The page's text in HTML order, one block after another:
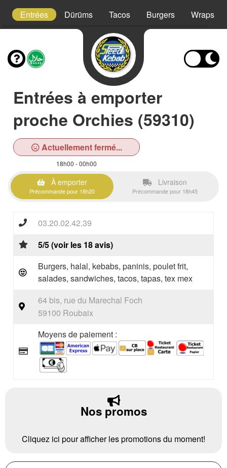
Entrées Dürüms Tacos Burgers Wraps
Entrées à emporter
proche Orchies (59310)
Actuellement fermé...
18h00 - 00h00
À emporter
Précommande pour 18h20
Livraison
Précommande pour 18h45
03.20.02.42.39
5/5 (voir les 18 avis)
Burgers, halal, kebabs, paninis, poulet frit,
salades, sandwiches, tacos, tapas, tex mex
64 bis, rue du Marechal Foch
59100 Roubaix
Moyens de paiement :
Nos promos
Cliquez ici pour afficher les promotions du moment!